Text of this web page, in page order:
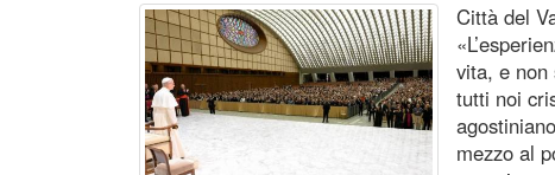
Città del
vita, e non
tutti noi
mezzo al